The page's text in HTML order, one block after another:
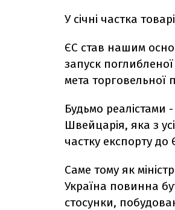
У січні частка
ЄС став нашим
запуск
мета торговельної
Будьмо реалістами
Швейцарія, яка з
частку експорту
Саме тому як
Україна повинна
стосунки,